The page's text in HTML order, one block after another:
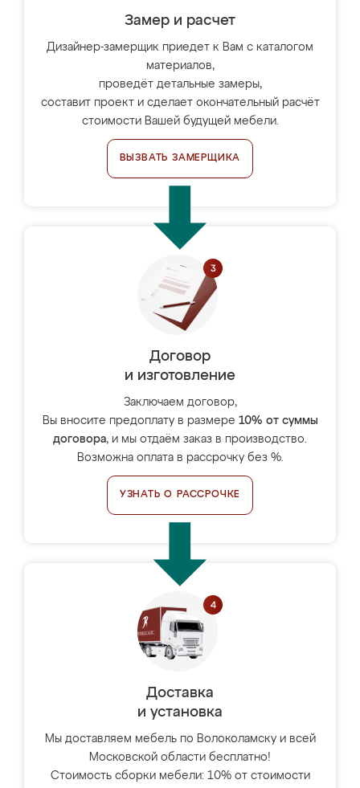
Замер и расчет
Дизайнер-замерщик приедет к Вам с каталогом
материалов,
проведёт детальные замеры,
составит проект и сделает окончательный расчёт
стоимости Вашей будущей мебели.
ВЫЗВАТЬ ЗАМЕРЩИКА
Договор
и изготовление
Заключаем договор,
Вы вносите предоплату в размере 10% от суммы
договора, и мы отдаём заказ в производство.
Возможна оплата в рассрочку без %.
УЗНАТЬ О РАССРОЧКЕ
Доставка
и установка
Мы доставляем мебель по Волоколамску и всей
Московской области бесплатно!
Стоимость сборки мебели: 10% от стоимости